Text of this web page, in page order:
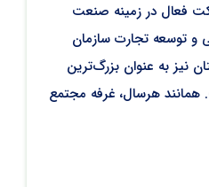
صنعت ساختمان به مدت 5 رو از تاریخ 5 الی 9 دی‌ماه در محل دائمی نمایشگاه‌های بین‌المللی هرمزگان برگزار شد. در این نمایشگاه، حدود 40 شرکت فعال در زمینه صنعت
و توسعه تجارت سازمان
مجتمع پلاستیک طبرستان نیز به عنوان بزرگ‌ترین
همانند هرسال، غرفه مجتمع